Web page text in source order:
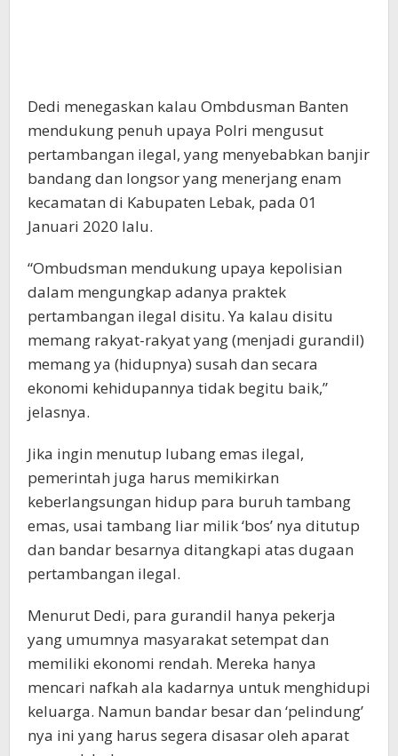
Dedi menegaskan kalau Ombdusman Banten
mendukung penuh upaya Polri mengusut
pertambangan ilegal, yang menyebabkan banjir
bandang dan longsor yang menerjang enam
kecamatan di Kabupaten Lebak, pada 01
Januari 2020 lalu.
“Ombudsman mendukung upaya kepolisian
dalam mengungkap adanya praktek
pertambangan ilegal disitu. Ya kalau disitu
memang rakyat-rakyat yang (menjadi gurandil)
memang ya (hidupnya) susah dan secara
ekonomi kehidupannya tidak begitu baik,”
jelasnya.
Jika ingin menutup lubang emas ilegal,
pemerintah juga harus memikirkan
keberlangsungan hidup para buruh tambang
emas, usai tambang liar milik ‘bos’ nya ditutup
dan bandar besarnya ditangkapi atas dugaan
pertambangan ilegal.
Menurut Dedi, para gurandil hanya pekerja
yang umumnya masyarakat setempat dan
memiliki ekonomi rendah. Mereka hanya
mencari nafkah ala kadarnya untuk menghidupi
keluarga. Namun bandar besar dan ‘pelindung’
nya ini yang harus segera disasar oleh aparat